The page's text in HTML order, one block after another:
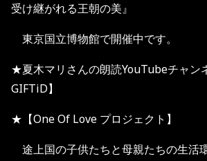
受け継がれる王朝の美』
東京国立博物館で開催中です。
★夏木マリさんの朗読YouTubeチャン
GIFTiD】
★【One Of Love プロジェクト】
途上国の子供たちと母親たちの生活